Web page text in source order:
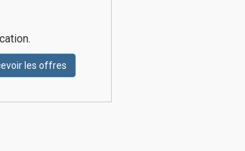
les offres